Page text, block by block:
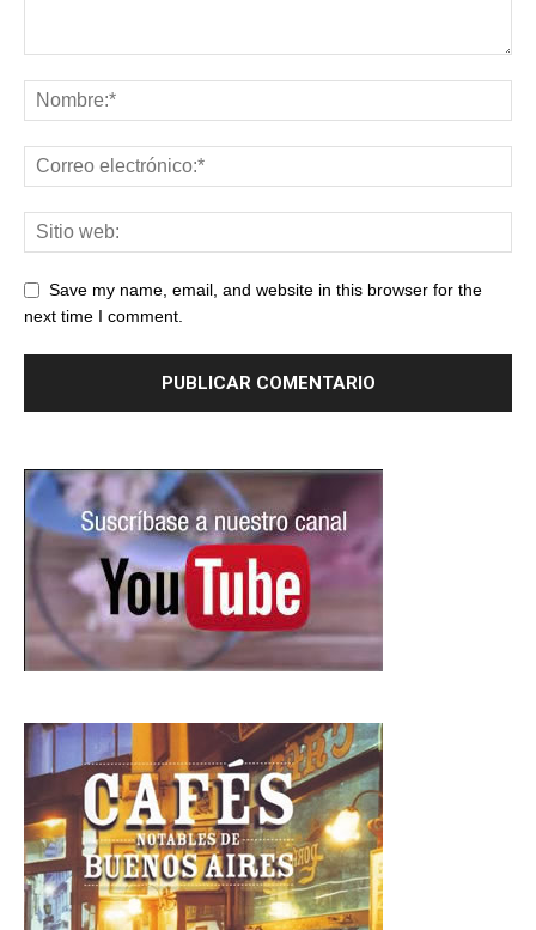
Save my name, email, and website in this browser for the
next time I comment.